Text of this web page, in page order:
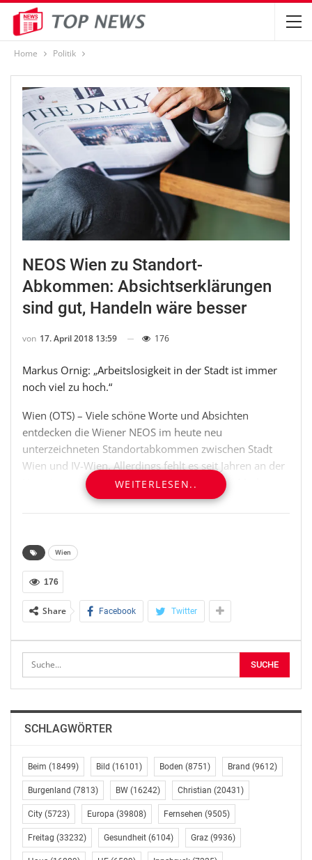
Home Politik
NEOS Wien zu Standort-
Abkommen: Absichtserklärungen
sind gut, Handeln wäre besser
von 17. April 2018 13:59 176
Markus Ornig: „Arbeitslosigkeit in der Stadt ist immer
noch viel zu hoch.“
Wien (OTS) – Viele schöne Worte und Absichten
entdecken die Wiener NEOS im heute neu
unterzeichneten Standortabkommen zwischen Stadt
Wien und IV-Wien. Allerdings fehlt es seit Jahren an der
Umsetzung. NEOS Wien Wirtschaftssprecher Markus
Ornig: „Es gibt einfach nach wie vor viel zu wenig neue
Jobs in Wien, wenn man sich das
um 12% mehr Arbeitsplätze, diese sind allerdings fast
Vollzeitarbeitsplätzen durch Teilzeitarbeitsplätze
entstanden. Laut Statistik Austria werden heute nur um
2% mehr Arbeitsstunden in Wien geleistet als 2006!“.
Statt wirklich Entbürokratisierung und Innovation
voranzutreiben, werden in Wirklichkeit immer neue
Wirtschaft: „Statt die wichtigen traditionellen Gewerbe
von überbordender Bürokratisierung zu befreien,
Geschäftszweige in ihrer Entwicklung beschnitten. Es
würde mich nicht wundern, wenn man den Uber-
Fahrern in Zukunft dieselben Bekleidungsvorschriften
aufzwingt wie den Taxilenkern – nämlich ein Verbot
von Jogging- und Trainingsanzügen“.
WEITERLESEN..
Wien
176
Share Facebook Twitter
SCHLAGWÖRTER
Beim (18499) Bild (16101) Boden (8751) Brand (9612)
Burgenland (7813) BW (16242) Christian (20431)
City (5723) Europa (39808) Fernsehen (9505)
Freitag (33232) Gesundheit (6104) Graz (9936)